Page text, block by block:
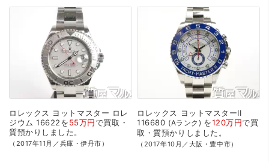
ロレックス ヨットマスター ロレ
ジウム 16622を55万円で買取・
質預かり しました。
（2017年11月／兵庫・伊丹市）
ロレックス ヨットマスターII
116680
Aランク を120万円で買
取・質預かり しました。
（2017年10月／大阪・豊中市）